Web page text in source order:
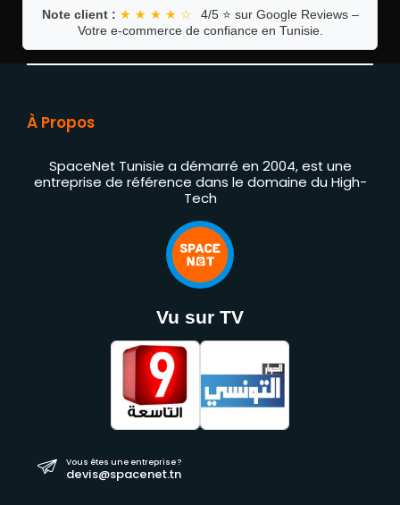
Note client : ★ ★ ★ ★ ☆
4/5 ⭐ sur Google Reviews –
Votre e-commerce de confiance en Tunisie.
À Propos
SpaceNet Tunisie a démarré en 2004, est une
entreprise de référence dans le domaine du High-
Tech
Vu sur TV
Vous êtes une entreprise ?
devis@spacenet.tn